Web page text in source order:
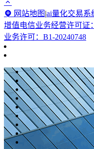
网站地图 |ai量化交易系
增值电信业务经营许可证
业务许可：B1-20240748